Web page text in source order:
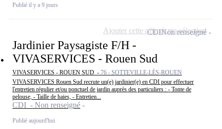
Publié il y a 9 jours
Jardinier Paysagiste F/H -
VIVASERVICES - Rouen Sud
VIVASERVICES - ROUEN SUD - 76 - SOTTEVILLE-LÈS-ROUEN
VIVASERVICES Rouen Sud recrute un(e) jardinier(e) en CDI pour effectuer
l'entretien régulier et/ou ponctuel de jardin auprès des particuliers : - Tonte de
pelouse, - Taille de haies, - Entretien...
CDI - Non renseigné
Publié aujourd'hui
CDINon renseigné
Ajouter cette offre à ma sélection